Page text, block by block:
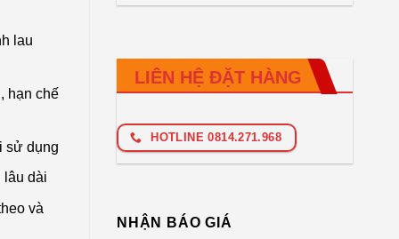
LIÊN HỆ ĐẶT HÀNG
HOTLINE 0814.271.968
NHẬN BÁO GIÁ
lau
hạn chế
sử dụng
lâu dài
và